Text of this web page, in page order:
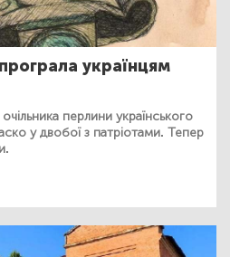
українцям
перлини українського
у двобої з патріотами. Тепер